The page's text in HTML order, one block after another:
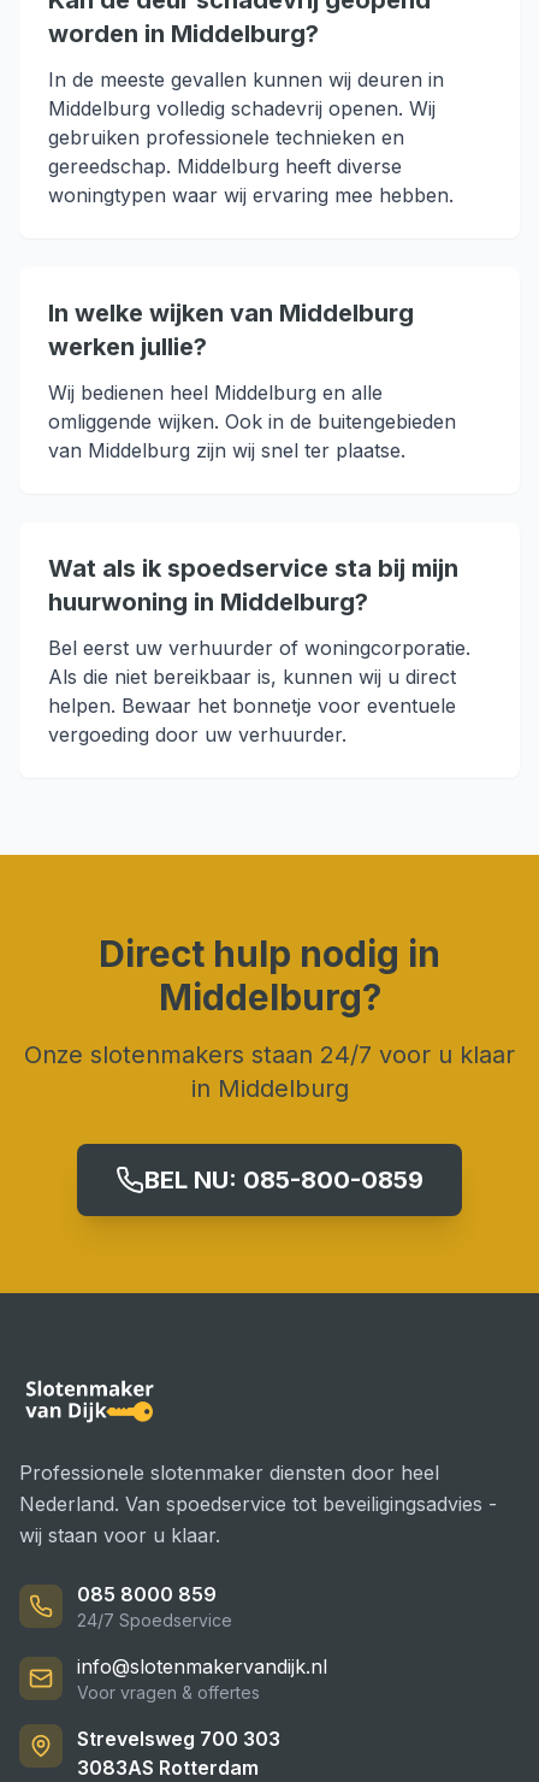
worden in Middelburg?
In de meeste gevallen kunnen wij deuren in
Middelburg volledig schadevrij openen. Wij
gebruiken professionele technieken en
gereedschap. Middelburg heeft diverse
woningtypen waar wij ervaring mee hebben.
In welke wijken van Middelburg
werken jullie?
Wij bedienen heel Middelburg en alle
omliggende wijken. Ook in de buitengebieden
van Middelburg zijn wij snel ter plaatse.
Wat als ik spoedservice sta bij mijn
huurwoning in Middelburg?
Bel eerst uw verhuurder of woningcorporatie.
Als die niet bereikbaar is, kunnen wij u direct
helpen. Bewaar het bonnetje voor eventuele
vergoeding door uw verhuurder.
Direct hulp nodig in
Middelburg?
Onze slotenmakers staan 24/7 voor u klaar
in Middelburg
BEL NU: 085-800-0859
Professionele slotenmaker diensten door heel
Nederland. Van spoedservice tot beveiligingsadvies -
wij staan voor u klaar.
085 8000 859
24/7 Spoedservice
info@slotenmakervandijk.nl
Voor vragen & offertes
Strevelsweg 700 303
3083AS Rotterdam